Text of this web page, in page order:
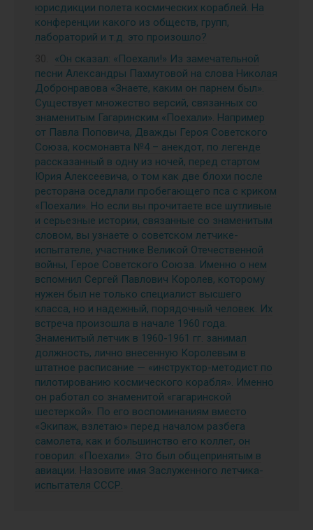
юрисдикции полета космических кораблей. На
конференции какого из обществ, групп,
лабораторий и т.д. это произошло?
«Он сказал: «Поехали!» Из замечательной
песни Александры Пахмутовой на слова Николая
Добронравова «Знаете, каким он парнем был».
Существует множество версий, связанных со
знаменитым Гагаринским «Поехали». Например
от Павла Поповича, Дважды Героя Советского
Союза, космонавта №4 – анекдот, по легенде
рассказанный в одну из ночей, перед стартом
Юрия Алексеевича, о том как две блохи после
ресторана оседлали пробегающего пса с криком
«Поехали». Но если вы прочитаете все шутливые
и серьезные истории, связанные со знаменитым
словом, вы узнаете о советском летчике-
испытателе, участнике Великой Отечественной
войны, Герое Советского Союза. Именно о нем
вспомнил Сергей Павлович Королев, которому
нужен был не только специалист высшего
класса, но и надежный, порядочный человек. Их
встреча произошла в начале 1960 года.
Знаменитый летчик в 1960-1961 гг. занимал
должность, лично внесенную Королевым в
штатное расписание — «инструктор-методист по
пилотированию космического корабля». Именно
он работал со знаменитой «гагаринской
шестеркой». По его воспоминаниям вместо
«Экипаж, взлетаю» перед началом разбега
самолета, как и большинство его коллег, он
говорил: «Поехали». Это был общепринятым в
авиации. Назовите имя Заслуженного летчика-
испытателя СССР.